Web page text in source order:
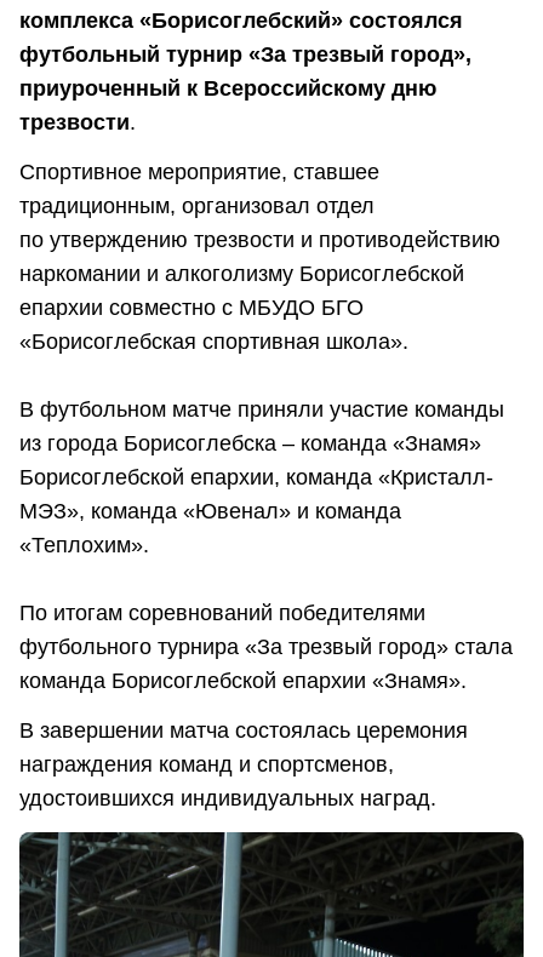
комплекса «Борисоглебский» состоялся
футбольный турнир «За трезвый город»,
приуроченный к Всероссийскому дню
трезвости.
Спортивное мероприятие, ставшее
традиционным, организовал отдел
по утверждению трезвости и противодействию
наркомании и алкоголизму Борисоглебской
епархии совместно с МБУДО БГО
«Борисоглебская спортивная школа».
В футбольном матче приняли участие команды
из города Борисоглебска – команда «Знамя»
Борисоглебской епархии, команда «Кристалл-
МЭЗ», команда «Ювенал» и команда
«Теплохим».
По итогам соревнований победителями
футбольного турнира «За трезвый город» стала
команда Борисоглебской епархии «Знамя».
В завершении матча состоялась церемония
награждения команд и спортсменов,
удостоившихся индивидуальных наград.